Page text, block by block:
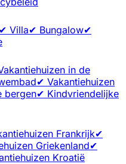
✔ Villa✔ Bungalow✔
in de
✔ Vakantiehuizen
bergen✔ Kindvriendelijke
Frankrijk✔
Griekenland✔
Kroatië